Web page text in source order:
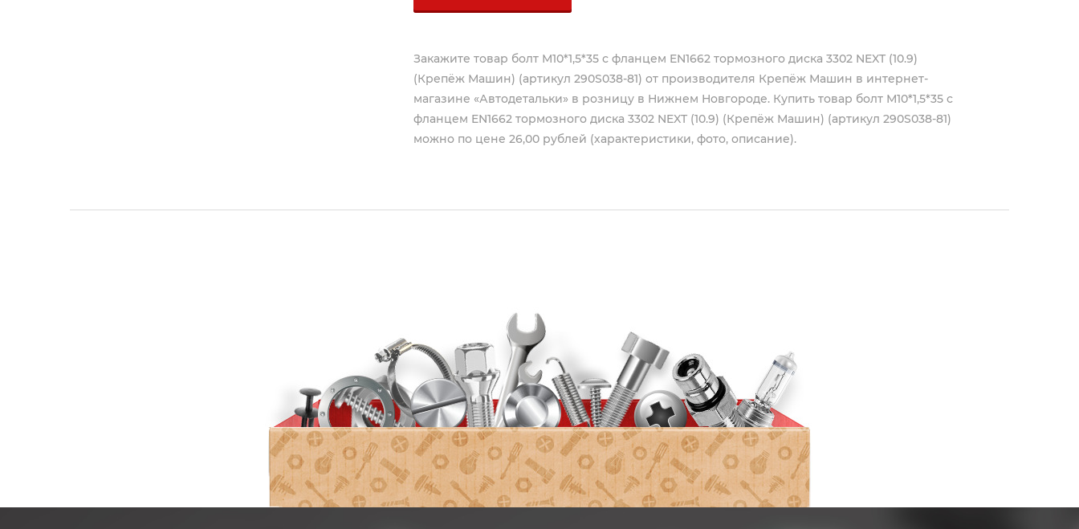
Закажите товар болт М10*1,5*35 с фланцем EN1662 тормозного диска 3302 NEXT (10.9)
(Крепёж Машин) (артикул 290S038-81) от производителя Крепёж Машин в интернет-
магазине «Автодетальки» в розницу в Нижнем Новгороде. Купить товар болт М10*1,5*35 с
фланцем EN1662 тормозного диска 3302 NEXT (10.9) (Крепёж Машин) (артикул 290S038-81)
можно по цене 26,00 рублей (характеристики, фото, описание).